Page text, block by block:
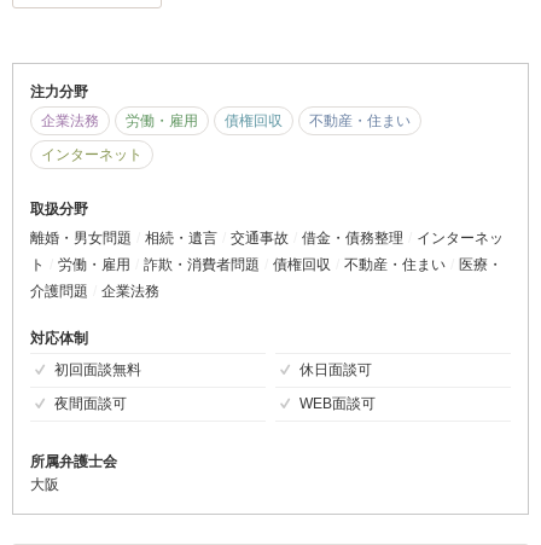
注力分野
企業法務
労働・雇用 債権回収
不動産・住まい
インターネット
取扱分野
離婚・男女問題
相続・遺言 交通事故 借金・債務整理
インターネッ
ト
労働・雇用 詐欺・消費者問題 債権回収 不動産・住まい
医療・
介護問題
企業法務
対応体制
初回面談無料
休日面談可
夜間面談可
WEB面談可
所属弁護士会
大阪